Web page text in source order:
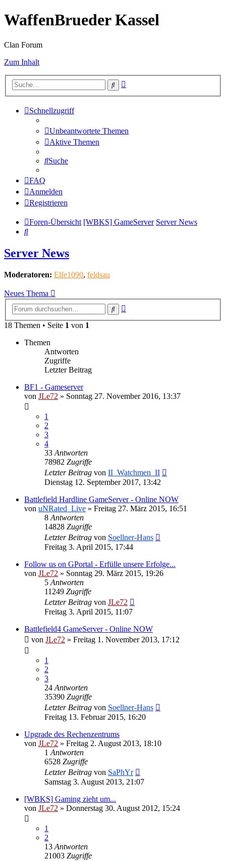
WaffenBrueder Kassel
Clan Forum
Zum Inhalt
Suche
Schnellzugriff
Unbeantwortete Themen
Aktive Themen
Suche
FAQ
Anmelden
Registrieren
Foren-Übersicht [WBKS] GameServer Server News
Suche
Server News
Moderatoren: Elfe1090, feldsau
Neues Thema
Suche
18 Themen • Seite 1 von 1
Themen
Antworten
Zugriffe
Letzter Beitrag
BF1 - Gameserver
von JLe72 » Sonntag 27. November 2016, 13:37
1
2
3
4
33 Antworten
78982 Zugriffe
Letzter Beitrag von II_Watchmen_II
Dienstag 12. September 2017, 13:42
Battlefield Hardline GameServer - Online NOW
von uNRated_Live » Freitag 27. März 2015, 16:51
8 Antworten
14828 Zugriffe
Letzter Beitrag von Soellner-Hans
Freitag 3. April 2015, 17:44
Follow us on GPortal - Erfülle unsere Erfolge...
von JLe72 » Sonntag 29. März 2015, 19:26
5 Antworten
11249 Zugriffe
Letzter Beitrag von JLe72
Freitag 3. April 2015, 11:07
Battlefield4 GameServer - Online NOW
von JLe72 » Freitag 1. November 2013, 17:12
1
2
3
24 Antworten
35390 Zugriffe
Letzter Beitrag von Soellner-Hans
Freitag 13. Februar 2015, 16:20
Upgrade des Rechenzentrums
von JLe72 » Freitag 2. August 2013, 18:10
1 Antworten
6528 Zugriffe
Letzter Beitrag von SaPhYr
Samstag 3. August 2013, 21:07
[WBKS] Gaming zieht um...
von JLe72 » Donnerstag 30. August 2012, 15:24
1
2
13 Antworten
21003 Zugriffe